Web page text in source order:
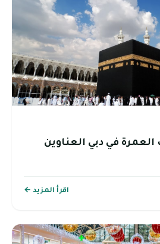
في دبي العناوين
اقرأ المزيد ←